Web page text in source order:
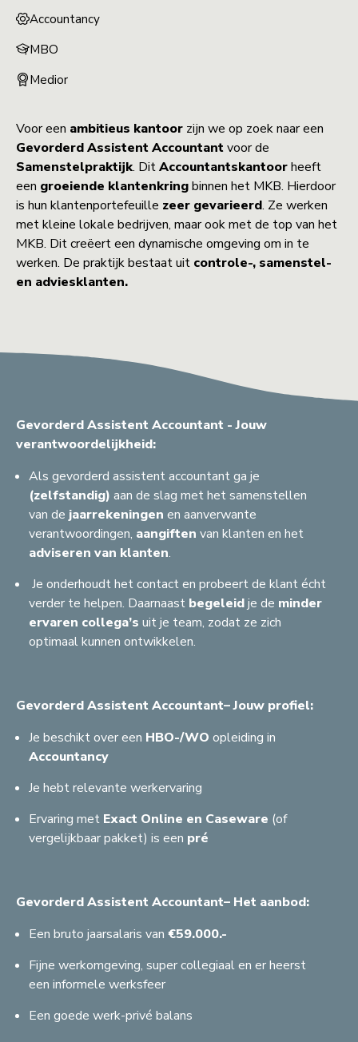
Accountancy
MBO
Medior
Voor een ambitieus kantoor zijn we op zoek naar een
GevorderdAssistent Accountantvoor de
Samenstelpraktijk. DitAccountantskantoorheeft
een groeiende klantenkringbinnen het MKB. Hierdoor
is hun klantenportefeuille zeer gevarieerd. Ze werken
met kleine lokale bedrijven, maar ook met de top van het
MKB. Dit creëert een dynamische omgeving om in te
werken. De praktijk bestaat uit controle-, samenstel-
en adviesklanten.
Gevorderd Assistent Accountant - Jouw
verantwoordelijkheid:
Als gevorderd assistentaccountant ga je
(zelfstandig) aan de slag met het samenstellen
van de jaarrekeningen en aanverwante
verantwoordingen, aangiften van klanten en het
adviseren van klanten.
Je onderhoudt het contact en probeert de klant écht
verder te helpen. Daarnaast begeleidje de minder
ervaren collega’s uit je team, zodat ze zich
optimaal kunnen ontwikkelen.
Gevorderd Assistent Accountant– Jouw profiel:
Je beschikt over een HBO-/WO opleiding in
Accountancy
Je hebt relevante werkervaring
Ervaring met Exact Online en Caseware (of
vergelijkbaar pakket) is een pré
Gevorderd Assistent Accountant– Het aanbod:
Een bruto jaarsalaris van €59.000.-
Fijne werkomgeving, super collegiaal en er heerst
een informele werksfeer
Een goede werk-privé balans
H
F
S
S